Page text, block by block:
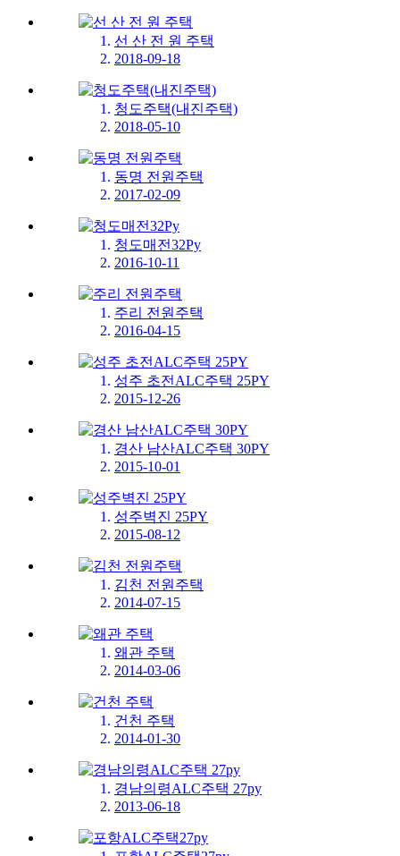
선 산 전 원 주택
2018-09-18
청도주택(내진주택)
2018-05-10
동명 전원주택
2017-02-09
청도매전32Py
2016-10-11
주리 전원주택
2016-04-15
성주 초전ALC주택 25PY
2015-12-26
경산 남산ALC주택 30PY
2015-10-01
성주벽진 25PY
2015-08-12
김천 전원주택
2014-07-15
왜관 주택
2014-03-06
건천 주택
2014-01-30
경남의령ALC주택 27py
2013-06-18